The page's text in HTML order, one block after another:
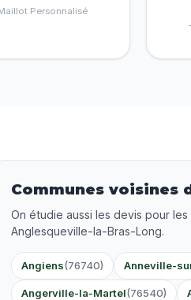
Personnalisé
Communes voisines
On étudie aussi les devis pour
Anglesqueville-la-Bras-Long.
Angiens(76740) Anneville-
Angerville-la-Martel(76540)